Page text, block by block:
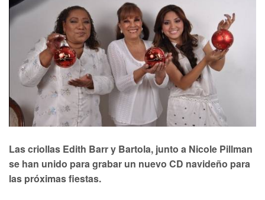
Las criollas Edith Barr y Bartola, junto a Nicole Pillman
se han unido para grabar un nuevo CD navideño para
las próximas fiestas.